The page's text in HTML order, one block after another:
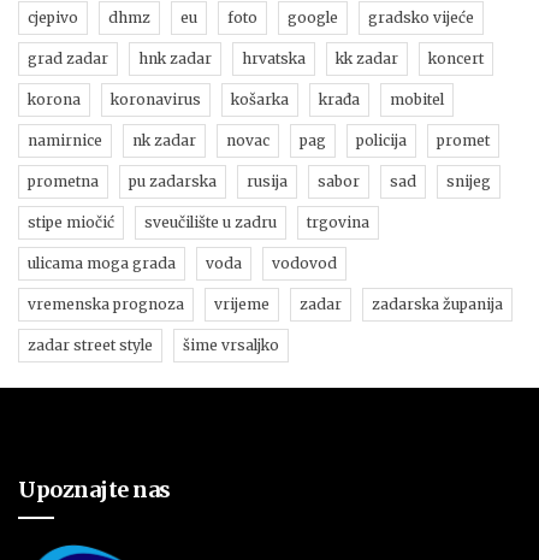
cjepivo dhmz eu foto google gradsko vijeće
grad zadar hnk zadar hrvatska kk zadar koncert
korona koronavirus košarka krađa mobitel
namirnice nk zadar novac pag policija promet
prometna pu zadarska rusija sabor sad snijeg
stipe miočić sveučilište u zadru trgovina
ulicama moga grada voda vodovod
vremenska prognoza vrijeme zadar zadarska županija
zadar street style šime vrsaljko
Upoznajte nas